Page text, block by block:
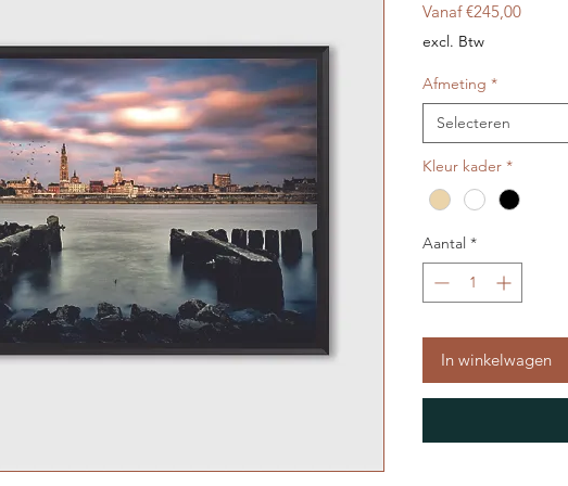
Vanaf€245,00
excl. Btw
Afmeting *
Selecteren
Kleur kader *
Aantal *
In winkelwagen